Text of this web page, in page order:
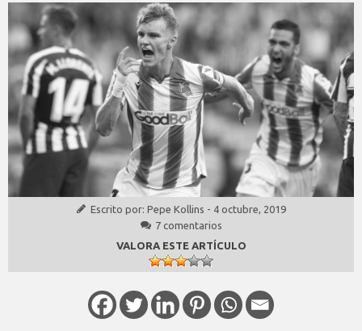
Escrito por: Pepe Kollins - 4 octubre, 2019
7 comentarios
VALORA ESTE ARTÍCULO